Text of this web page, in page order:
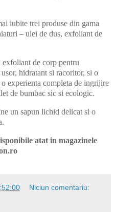
iubite trei produse din gama
– ulei de dus, exfoliant de
exfoliant de corp pentru
hidratant si racoritor, si o
experienta completa de ingrijire
de bumbac sic si ecologic.
un sapun lichid delicat si o
atat in magazinele
Niciun comentariu: